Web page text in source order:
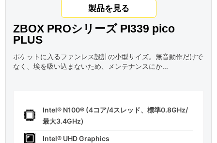
製品を見る
ZBOX PROシリーズ PI339 pico
PLUS
ポケットに入るファンレス設計の小型サイズ。無音動作だけで
なく、埃を吸い込まないため、メンテナンスにか...
Intel® N100® (4コア/4スレッド、標準0.8GHz/
最大3.4GHz)
Intel® UHD Graphics